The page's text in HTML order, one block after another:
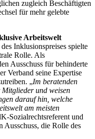
zugleich Beschäftigten
für mehr gelebte
Arbeitswelt
Inklusionspreises spielte
Rolle. Als
Ausschuss für behinderte
Verband seine Expertise
„Im beratenden
Mitglieder und weisen
darauf hin, welche
am meisten
Sozialrechtsreferent und
Ausschuss, die Rolle des